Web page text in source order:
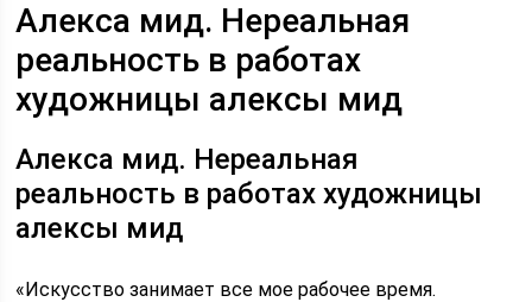
Алекса мид. Нереальная
реальность в работах
художницы алексы мид
Алекса мид. Нереальная
реальность в работах художницы
алексы мид
«Искусство занимает все мое рабочее время.